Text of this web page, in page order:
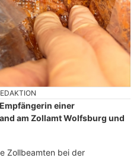
einer
am Zollamt Wolfsburg und
Zollbeamten bei der